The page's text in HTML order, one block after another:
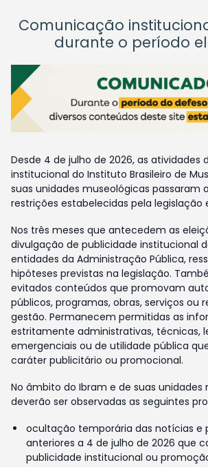
Comunicação
durante o período
Desde 4 de julho de 2026, as atividades
institucional do Instituto Brasileiro de
suas unidades museológicas passaram
restrições estabelecidas pela legislação
Nos três meses que antecedem as
divulgação de publicidade institucional
entidades da Administração Pública,
hipóteses previstas na legislação.
evitados conteúdos que promovam
públicos, programas, obras, serviços ou
gestão. Permanecem permitidas as
estritamente administrativas, técnicas,
emergenciais ou de utilidade pública
caráter publicitário ou promocional.
No âmbito do Ibram e de suas unidades
deverão ser observadas as seguintes
ocultação temporária das notícias e
anteriores a 4 de julho de 2026 que
publicidade institucional ou